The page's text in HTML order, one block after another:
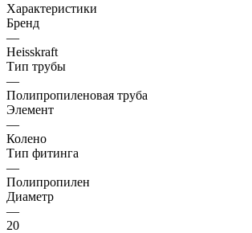
Характеристики
Бренд
—
Heisskraft
Тип трубы
—
Полипропиленовая труба
Элемент
—
Колено
Тип фитинга
—
Полипропилен
Диаметр
—
20